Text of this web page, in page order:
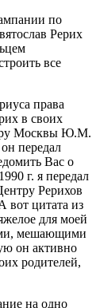
по
Рерих
все
права
в своих
Москвы Ю.М.
передал
Вас о
г. я передал
Рерихов
цитата из
для моей
мешающими
он активно
родителей,
на одно